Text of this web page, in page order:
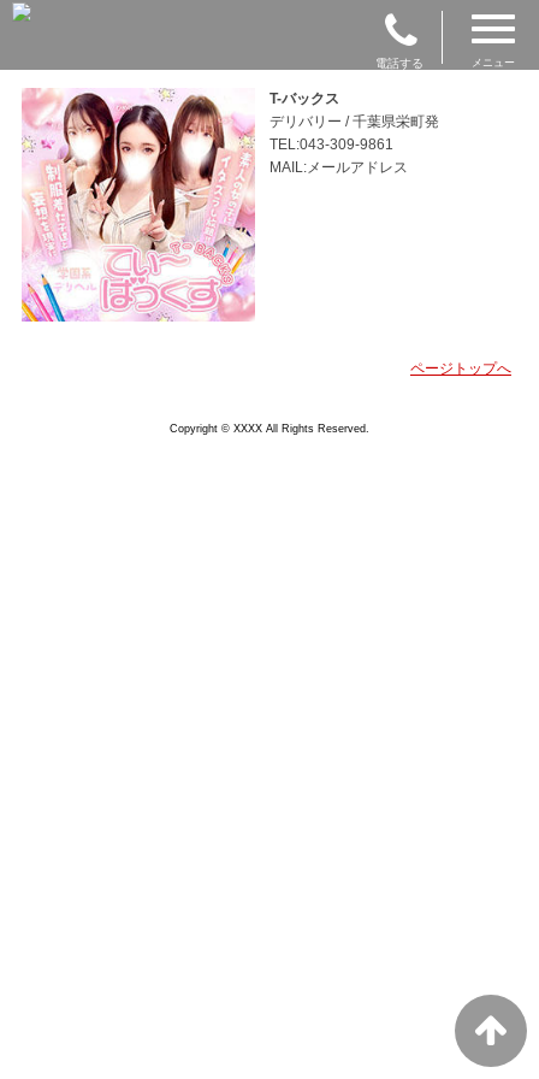
電話する メニュー
T-バックス
デリバリー / 千葉県栄町発
TEL:043-309-9861
MAIL:メールアドレス
ページトップへ
Copyright © XXXX All Rights Reserved.